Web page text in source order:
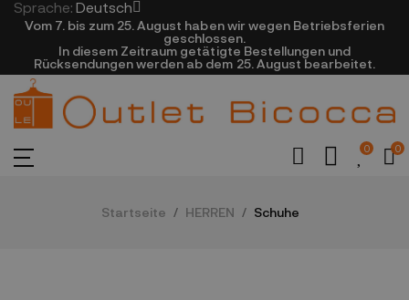
Sprache: Deutsch
Vom 7. bis zum 25. August haben wir wegen Betriebsferien
geschlossen.
In diesem Zeitraum getätigte Bestellungen und
Rücksendungen werden ab dem 25. August bearbeitet.
0 0
Startseite HERREN Schuhe